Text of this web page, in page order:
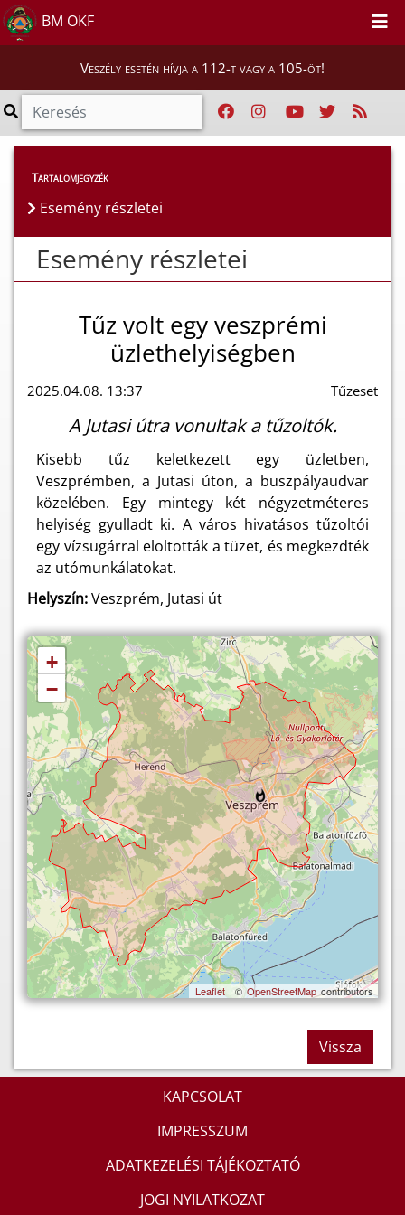
BM OKF
Veszély esetén hívja a 112-t vagy a 105-öt!
Esemény részletei
Tartalomjegyzék
Esemény részletei
Esemény részletei
Tűz volt egy veszprémi
üzlethelyiségben
2025.04.08. 13:37 Tűzeset
A Jutasi útra vonultak a tűzoltók.
Kisebb tűz keletkezett egy üzletben,
Veszprémben, a Jutasi úton, a buszpályaudvar
közelében. Egy mintegy két négyzetméteres
helyiség gyulladt ki. A város hivatásos tűzoltói
egy vízsugárral eloltották a tüzet, és megkezdték
az utómunkálatokat.
Helyszín:Veszprém, Jutasi út
+
−
Leaflet | © OpenStreetMap contributors
Vissza
KAPCSOLAT
IMPRESSZUM
ADATKEZELÉSI TÁJÉKOZTATÓ
JOGI NYILATKOZAT